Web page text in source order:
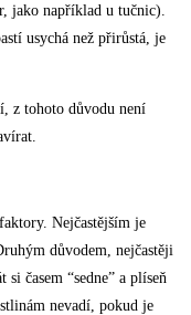
jako například u tučnic).
usychá než přirůstá, je
z tohoto důvodu není
Nejčastějším je
důvodem, nejčastěji
časem “sedne” a plíseň
nevadí, pokud je